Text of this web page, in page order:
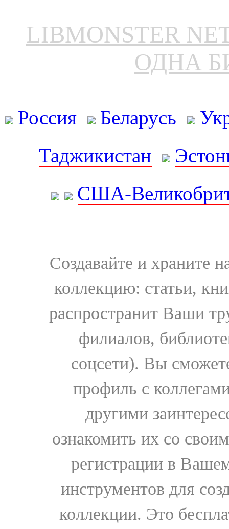
LIBMONSTER
ОДНА
Россия Беларусь
Таджикистан
США-
Создавайте и храните
коллекцию: статьи,
распространит Ваши
филиалов,
соцсети). Вы
профиль с
другими
ознакомить их со
регистрации в
инструментов для
коллекции. Это